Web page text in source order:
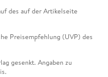
des auf der Artikelseite
Preisempfehlung (UVP) des
gesenkt. Angaben zu